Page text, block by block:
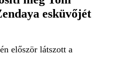
esküvőjét
először látszott a